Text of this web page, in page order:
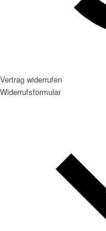
Vertrag widerrufen
Widerrufsformular